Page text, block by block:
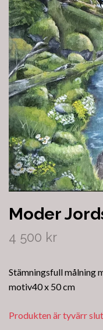
Moder
4 500 kr
Stämningsfull målning
motiv40 x 50 cm
Produkten är tyvärr